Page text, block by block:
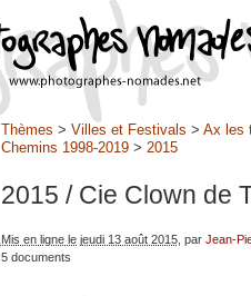
Thèmes > Villes et Festivals > Ax les
Chemins 1998-2019> 2015
2015 / Cie Clown de
Mis en ligne le jeudi 13 août 2015, par Jean-
5 documents